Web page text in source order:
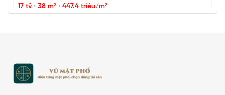
17 tỷ • 38 m² • 447.4 triệu/m²